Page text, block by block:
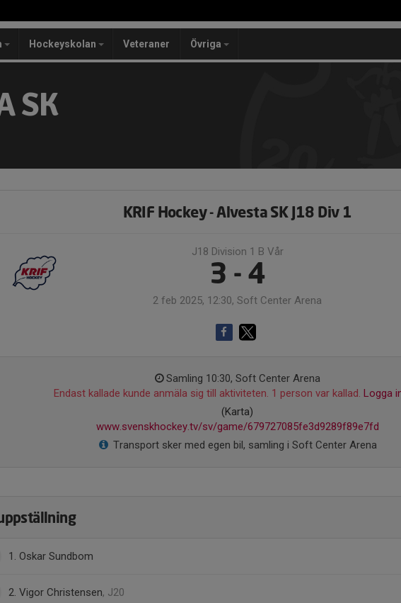
Hockeyskolan Veteraner Övriga
SK
KRIF Hockey - Alvesta SK J18 Div 1
J18 Division 1 B Vår
3 - 4
2 feb 2025, 12:30, Soft Center Arena
Samling 10:30, Soft Center Arena
Endast kallade kunde anmäla sig till aktiviteten. 1 person var kallad. Logga
(Karta)
www.svenskhockey.tv/sv/game/679727085fe3d9289f89e7fd
Transport sker med egen bil, samling i Soft Center Arena
1. Oskar Sundbom
2. Vigor Christensen, J20